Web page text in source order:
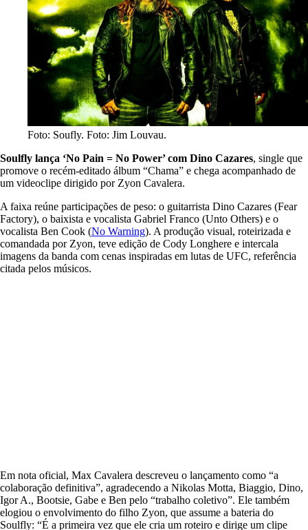
Foto: Soufly. Foto: Jim Louvau.
Soulfly lança ‘No Pain = No Power’ com Dino Cazares, single que
promove o recém-editado álbum “Chama” e chega acompanhado de
um videoclipe dirigido por Zyon Cavalera.
A faixa reúne participações de peso: o guitarrista Dino Cazares (Fear
Factory), o baixista e vocalista Gabriel Franco (Unto Others) e o
vocalista Ben Cook (No Warning). A produção visual, roteirizada e
comandada por Zyon, teve edição de Cody Longhere e intercala
imagens da banda com cenas inspiradas em lutas de UFC, referência
citada pelos músicos.
Em nota oficial, Max Cavalera descreveu o lançamento como “a
colaboração definitiva”, agradecendo a Nikolas Motta, Biaggio, Dino,
Igor A., Bootsie, Gabe e Ben pelo “trabalho coletivo”. Ele também
elogiou o envolvimento do filho Zyon, que assume a bateria do
Soulfly: “É a primeira vez que ele cria um roteiro e dirige um clipe